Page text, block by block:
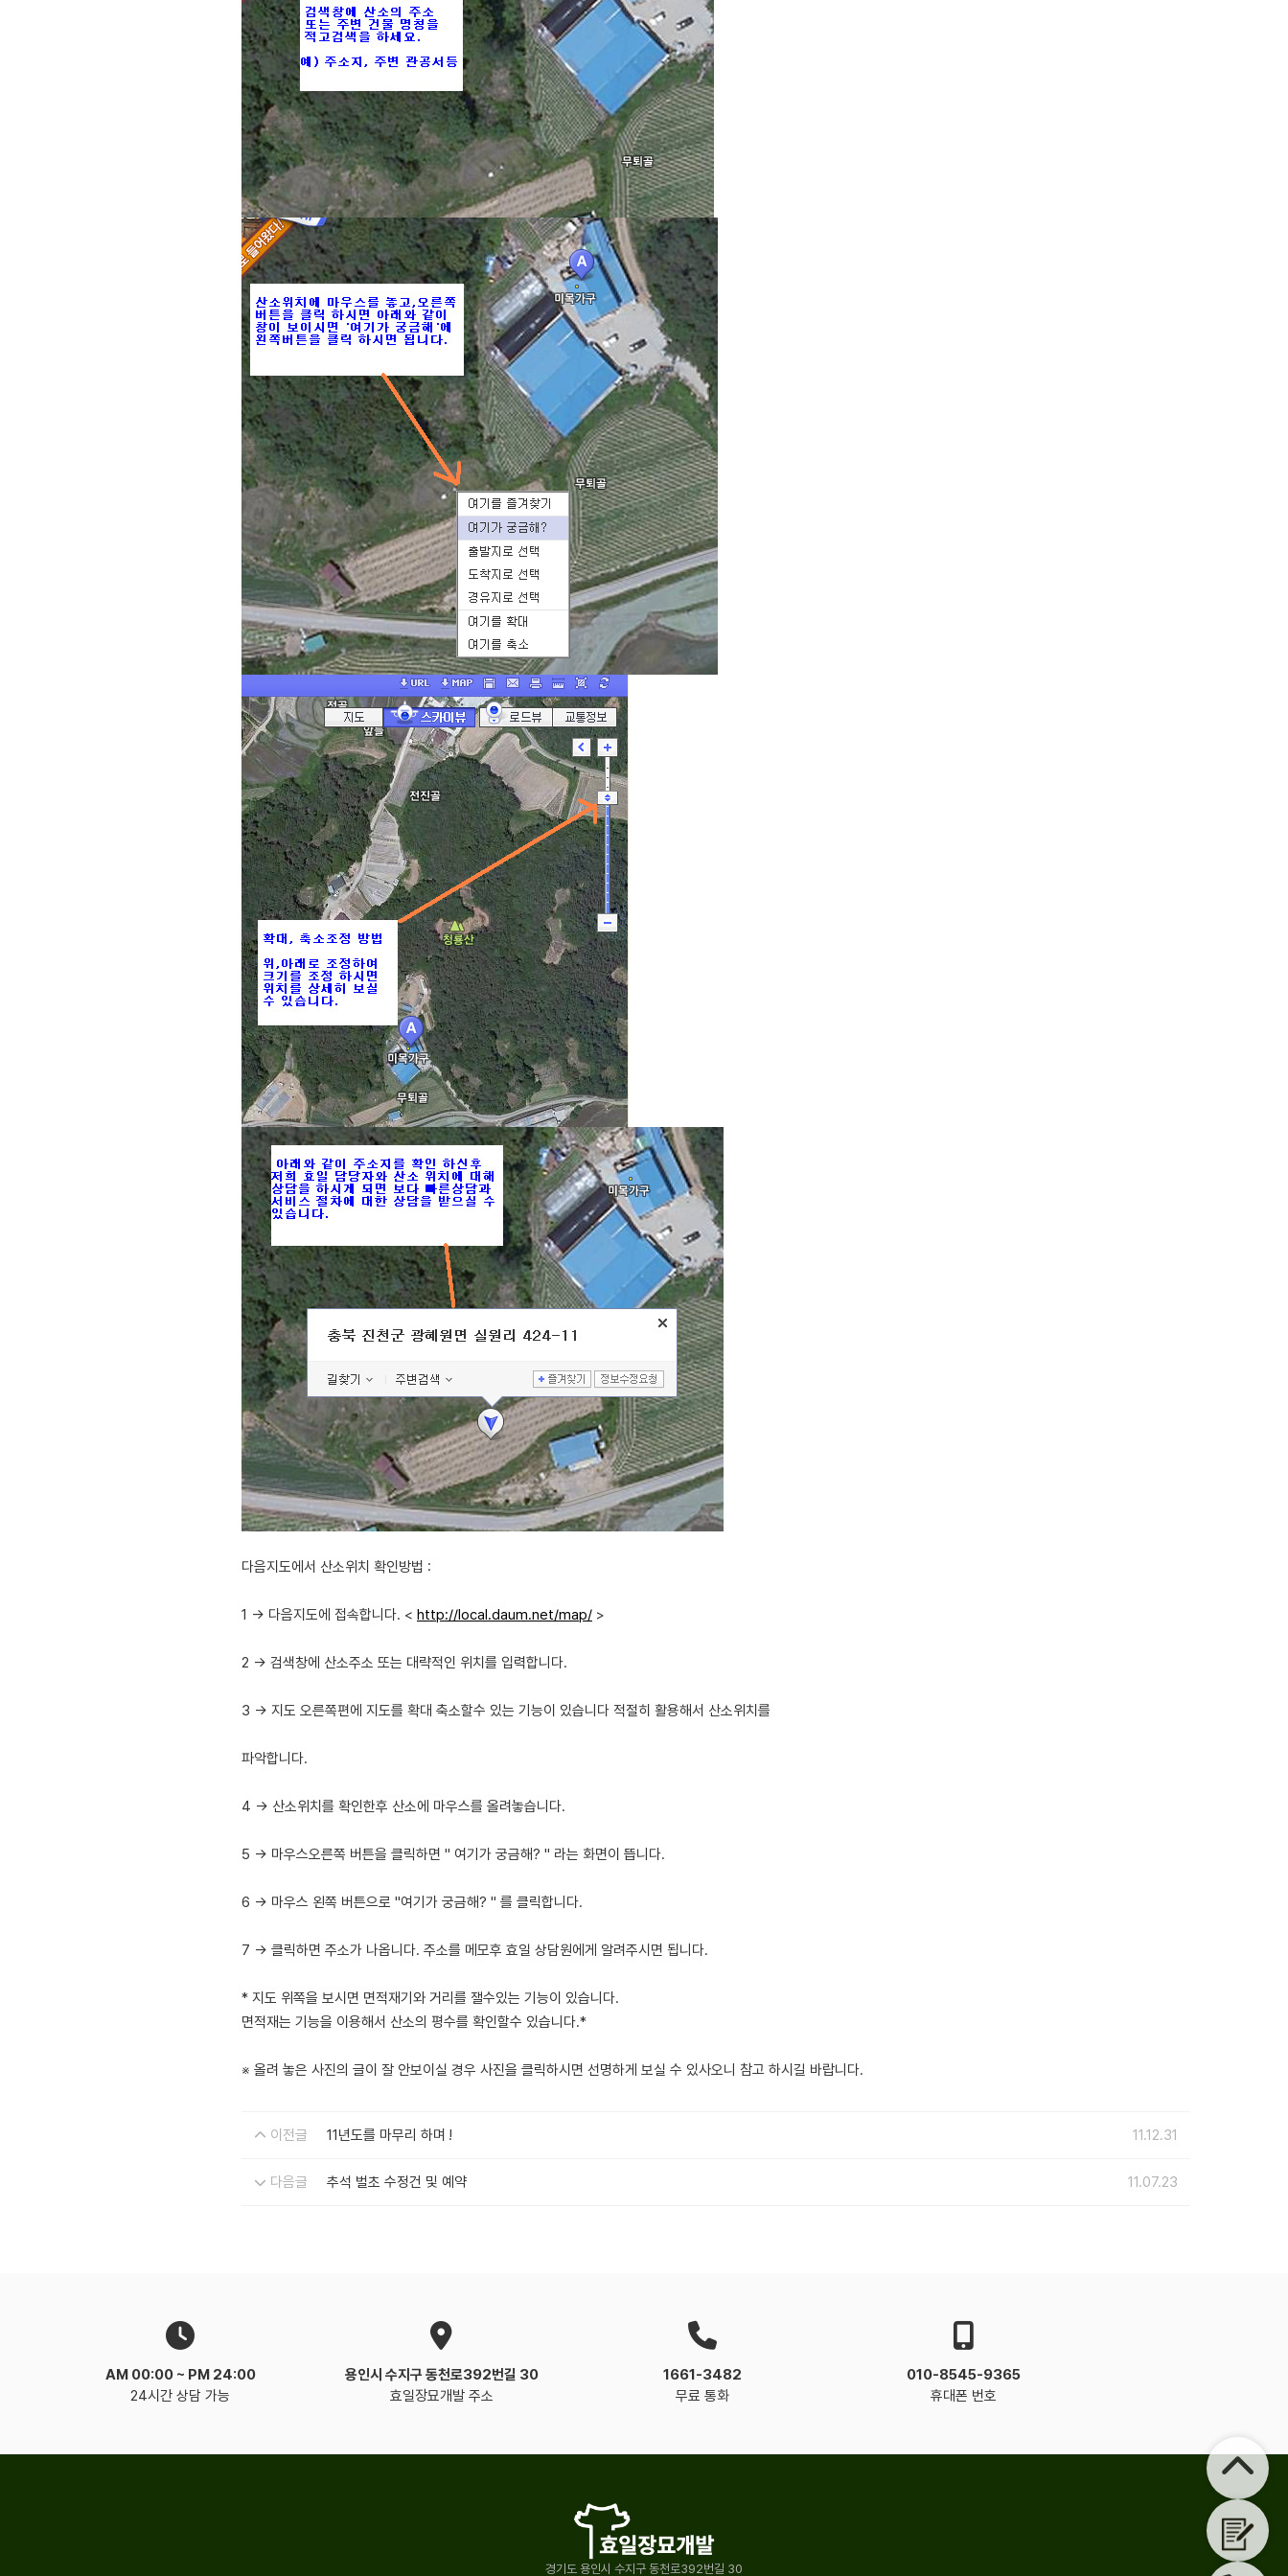
다음지도에서 산소위치 확인방법 :
1 -> 다음지도에 접속합니다. < http://local.daum.net/map/ >
2 -> 검색창에 산소주소 또는 대략적인 위치를 입력합니다.
3 -> 지도 오른쪽편에 지도를 확대 축소할수 있는 기능이 있습니다 적절히 활용해서 산소위치를
파악합니다.
4 -> 산소위치를 확인한후 산소에 마우스를 올려놓습니다.
5 -> 마우스오른쪽 버튼을 클릭하면 " 여기가 궁금해? " 라는 화면이 뜹니다.
6 -> 마우스 왼쪽 버튼으로 "여기가 궁금해? " 를 클릭합니다.
7 -> 클릭하면 주소가 나옵니다. 주소를 메모후 효일 상담원에게 알려주시면 됩니다.
* 지도 위쪽을 보시면 면적재기와 거리를 잴수있는 기능이 있습니다.
면적재는 기능을 이용해서 산소의 평수를 확인할수 있습니다.*
※ 올려 놓은 사진의 글이 잘 안보이실 경우 사진을 클릭하시면 선명하게 보실 수 있사오니 참고 하시길 바랍니다.
이전글 11년도를 마무리 하며 ! 11.12.31
다음글 추석 벌초 수정건 및 예약 11.07.23
AM 00:00 ~ PM 24:00
24시간 상담 가능
용인시 수지구동천로392번길 30
효일장묘개발 주소
1661-3482
무료 통화
010-8545-9365
휴대폰 번호
경기도 용인시 수지구 동천로392번길 30